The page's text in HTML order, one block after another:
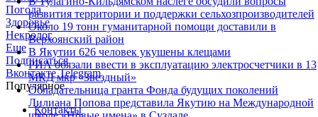
Погода
Здоровье
Некролог
Еще
Подписаться
ВконтактеTelegram
Популярное
развития территории и поддержки сельхозпроизводителей
Около 19 тонн гуманитарной помощи доставили в
Верхоянский район
В Якутии 626 человек укушены клещами
РИА обязали ввести в эксплуатацию электросчетчики в 13
МКД мкр «Звездный»
Обладательница гранта Фонда будущих поколений
Лилиана Попова представила Якутию на Международной
Контакты